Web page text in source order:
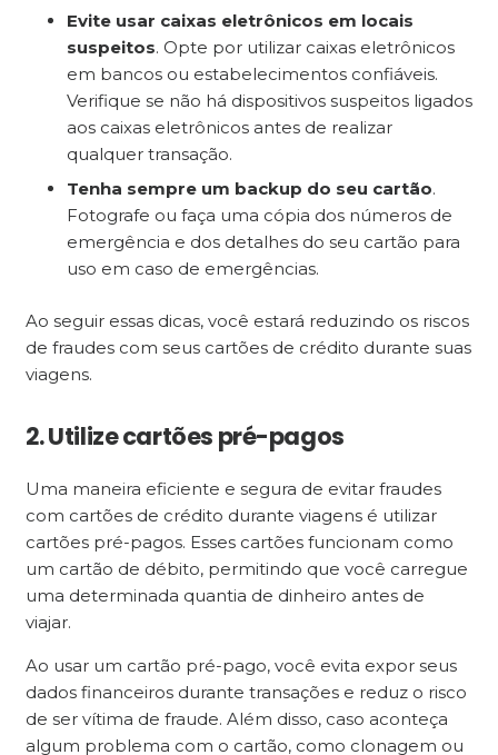
Evite usar caixas eletrônicos em locais
suspeitos. Opte por utilizar caixas eletrônicos
em bancos ou estabelecimentos confiáveis.
Verifique se não há dispositivos suspeitos ligados
aos caixas eletrônicos antes de realizar
qualquer transação.
Tenha sempre um backup do seu cartão.
Fotografe ou faça uma cópia dos números de
emergência e dos detalhes do seu cartão para
uso em caso de emergências.
Ao seguir essas dicas, você estará reduzindo os riscos
de fraudes com seus cartões de crédito durante suas
viagens.
2. Utilize cartões pré-pagos
Uma maneira eficiente e segura de evitar fraudes
com cartões de crédito durante viagens é utilizar
cartões pré-pagos. Esses cartões funcionam como
um cartão de débito, permitindo que você carregue
uma determinada quantia de dinheiro antes de
viajar.
Ao usar um cartão pré-pago, você evita expor seus
dados financeiros durante transações e reduz o risco
de ser vítima de fraude. Além disso, caso aconteça
algum problema com o cartão, como clonagem ou